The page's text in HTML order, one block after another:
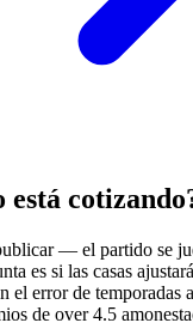
— el partido se
es si las casas
el error de temporadas
de over 4.5